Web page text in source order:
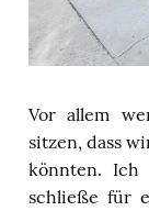
Vor allem
sitzen, dass
könnten.
schließe für